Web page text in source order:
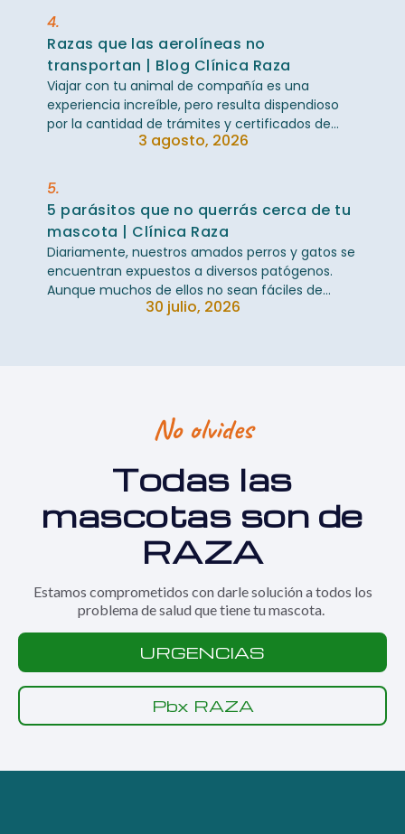
4.
Razas que las aerolíneas no
transportan | Blog Clínica Raza
Viajar con tu animal de compañía es una
experiencia increíble, pero resulta dispendioso
por la cantidad de trámites y certificados de
salud requeridos, especialmente cuando el ...
3 agosto, 2026
5.
5 parásitos que no querrás cerca de tu
mascota | Clínica Raza
Diariamente, nuestros amados perros y gatos se
encuentran expuestos a diversos patógenos.
Aunque muchos de ellos no sean fáciles de
observar a simple vista, pueden habitar en su ...
30 julio, 2026
No olvides
Todas las
mascotas son de
RAZA
Estamos comprometidos con darle solución a todos los
problema de salud que tiene tu mascota.
URGENCIAS
Pbx RAZA